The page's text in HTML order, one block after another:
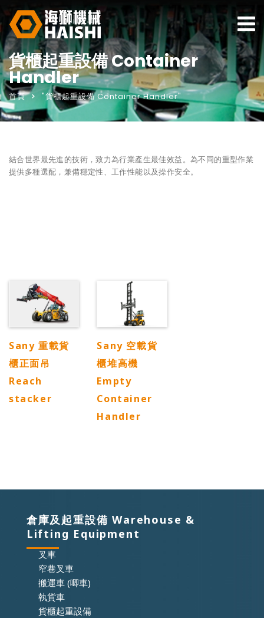
貨櫃起重設備 Container
Handler
結合世界最先進的技術，致力為行業產生最佳效益。為不同的重型作業
提供多種選配，兼備穩定性、工作性能以及操作安全。
首頁 "貨櫃起重設備 Container Handler"
Sany 重載貨
櫃正面吊
Reach
stacker
Sany 空載貨
櫃堆高機
Empty
Container
Handler
倉庫及起重設備 Warehouse &
Lifting Equipment
叉車
窄巷叉車
搬運車 (唧車)
執貨車
貨櫃起重設備